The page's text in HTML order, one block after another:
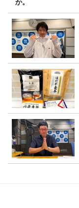
か。